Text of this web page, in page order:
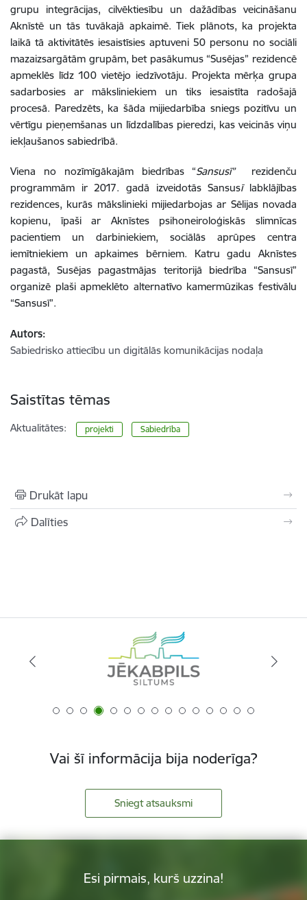
grupu integrācijas, cilvēktiesību un dažādības veicināšanu
Aknīstē un tās tuvākajā apkaimē. Tiek plānots, ka projekta
laikā tā aktivitātēs iesaistīsies aptuveni 50 personu no sociāli
mazaizsargātām grupām, bet pasākumus “Susējas” rezidencē
apmeklēs līdz 100 vietējo iedzīvotāju. Projekta mērķa grupa
sadarbosies ar māksliniekiem un tiks iesaistīta radošajā
procesā. Paredzēts, ka šāda mijiedarbība sniegs pozitīvu un
vērtīgu pieņemšanas un līdzdalības pieredzi, kas veicinās viņu
iekļaušanos sabiedrībā.
Viena no nozīmīgākajām biedrības “Sansusī” rezidenču
programmām ir 2017. gadā izveidotās Sansusīlabklājības
rezidences, kurās mākslinieki mijiedarbojas ar Sēlijas novada
kopienu, īpaši ar Aknīstes psihoneiroloģiskās slimnīcas
pacientiem un darbiniekiem, sociālās aprūpes centra
iemītniekiem un apkaimes bērniem. Katru gadu Aknīstes
pagastā, Susējas pagastmājas teritorijā biedrība “Sansusī”
organizē plaši apmeklēto alternatīvo kamermūzikas festivālu
“Sansusī”.
Autors:
Sabiedrisko attiecību un digitālās komunikācijas nodaļa
Saistītas tēmas
Aktualitātes: projekti Sabiedrība
Drukāt lapu
Dalīties
Vai šī informācija bija noderīga?
Sniegt atsauksmi
Esi pirmais, kurš uzzina!